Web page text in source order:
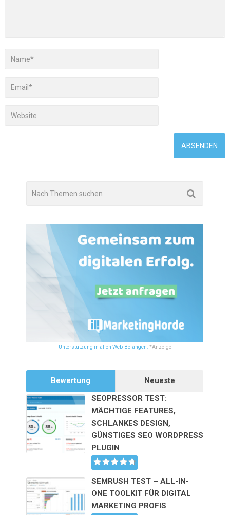
Unterstützung in allen Web-Belangen. *Anzeige
Bewertung
Neueste
SEOPRESSOR TEST:
MÄCHTIGE FEATURES,
SCHLANKES DESIGN,
GÜNSTIGES SEO WORDPRESS
PLUGIN
SEMRUSH TEST – ALL-IN-
ONE TOOLKIT FÜR DIGITAL
MARKETING PROFIS